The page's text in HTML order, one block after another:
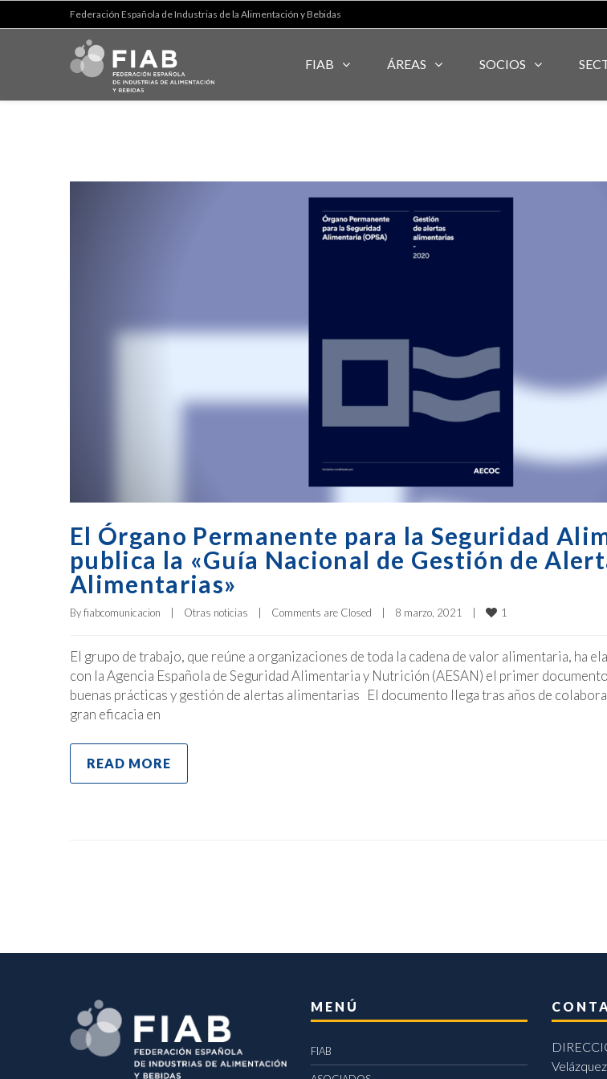
Federación Española de Industrias de la Alimentación y Bebidas
FIAB ÁREAS SOCIOS
El Órgano Permanente para la Seguridad
publica la «Guía Nacional de Gestión de
Alimentarias»
By fiabcomunicacion Otras noticias Comments are Closed 8 marzo, 2021 1
El grupo de trabajo, que reúne a organizaciones de toda la cadena de valor alimentaria, ha
con la Agencia Española de Seguridad Alimentaria y Nutrición (AESAN) el primer
buenas prácticas y gestión de alertas alimentarias El documento llega tras años de
gran eficacia en
READ MORE
MENÚ
FIAB